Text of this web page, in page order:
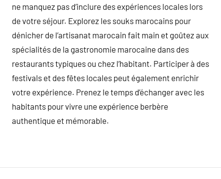
ne manquez pas d’inclure des expériences locales lors
de votre séjour. Explorez les souks marocains pour
dénicher de l’artisanat marocain fait main et goûtez aux
spécialités de la gastronomie marocaine dans des
restaurants typiques ou chez l’habitant. Participer à des
festivals et des fêtes locales peut également enrichir
votre expérience. Prenez le temps d’échanger avec les
habitants pour vivre une expérience berbère
authentique et mémorable.